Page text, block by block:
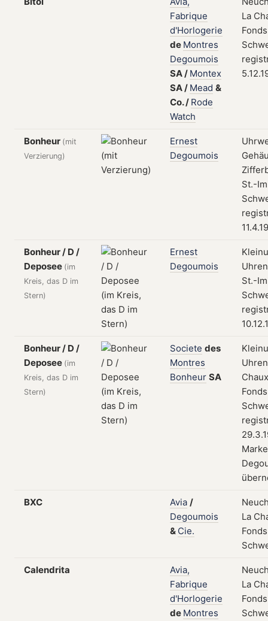
Fabrique
d'Horlogerie
de Montres
Degoumois
SA/ Montex
SA/ Mead &
Co./ Rode
Watch
La
Bonheur (mit
Verzierung)
Ernest
Degoumois
St.-
Bonheur / D /
Deposee (im
Kreis, das D im
Stern)
Ernest
Degoumois
St.-
Bonheur / D /
Deposee (im
Kreis, das D im
Stern)
Societe des
Montres
Bonheur SA
BXC Avia /
Degoumois
& Cie.
La
Calendrita
Avia,
Fabrique
d'Horlogerie
de Montres
La